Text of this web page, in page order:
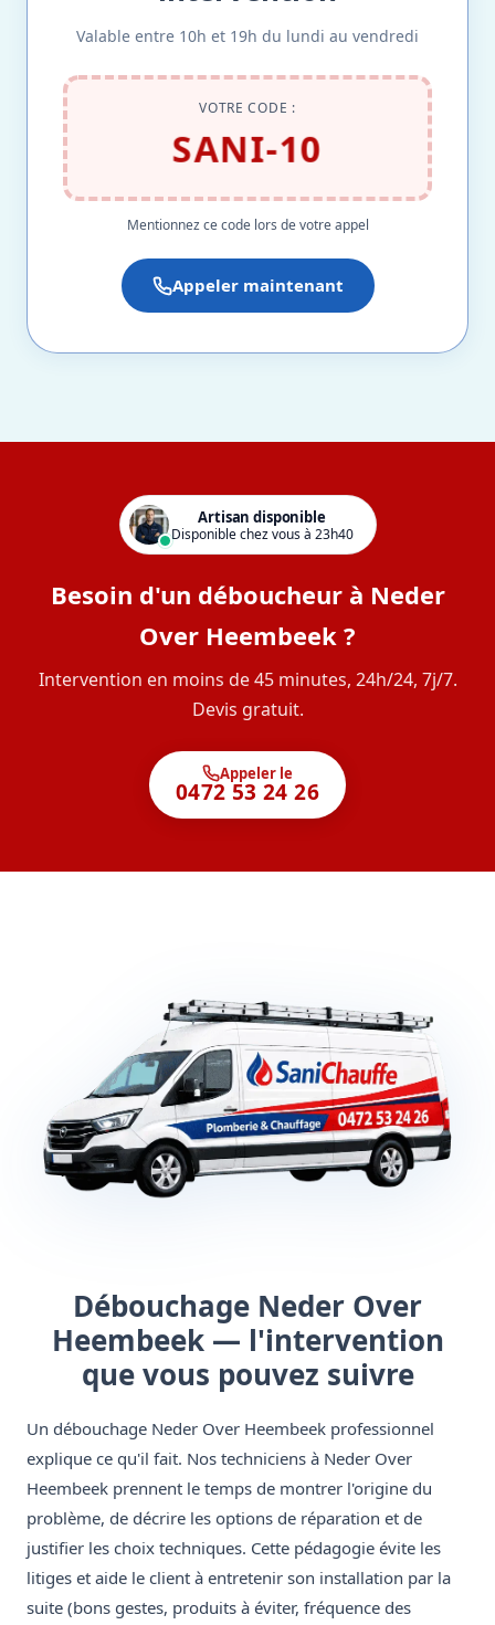
Valable entre 10h et 19h du lundi au vendredi
VOTRE CODE :
SANI-10
Mentionnez ce code lors de votre appel
Appeler maintenant
Artisan disponible
Disponible chez vous à 23h40
Besoin d'un déboucheur à Neder
Over Heembeek ?
Intervention en moins de 45 minutes, 24h/24, 7j/7.
Devis gratuit.
Appeler le
0472 53 24 26
Débouchage Neder Over
Heembeek — l'intervention
que vous pouvez suivre
Un débouchage Neder Over Heembeek professionnel
explique ce qu'il fait. Nos techniciens à Neder Over
Heembeek prennent le temps de montrer l'origine du
problème, de décrire les options de réparation et de
justifier les choix techniques. Cette pédagogie évite les
litiges et aide le client à entretenir son installation par la
suite (bons gestes, produits à éviter, fréquence des